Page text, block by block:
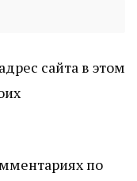
сайта в этом
по